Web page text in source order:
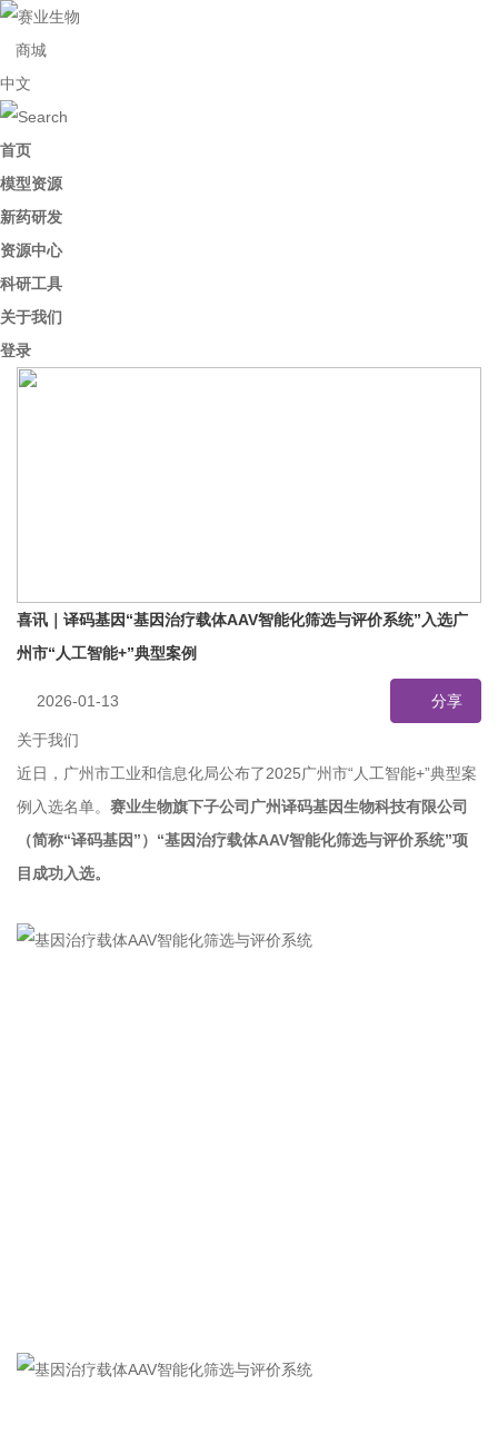
商城
中文
首页
模型资源
新药研发
资源中心
科研工具
关于我们
登录
喜讯｜译码基因“基因治疗载体AAV智能化筛选与评价系统”入选广
州市“人工智能+”典型案例
2026-01-13 分享
关于我们
近日，广州市工业和信息化局公布了2025广州市“人工智能+”典型案
例入选名单。 赛业生物旗下子公司 广州译码基因生物科技有限公司
（简称“译码基因”）“基因治疗载体AAV智能化筛选与评价系统”项
目成功入选。